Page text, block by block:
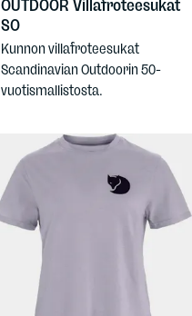
OUTDOOR Villafroteesukat
SO
Kunnon villafroteesukat
Scandinavian Outdoorin 50-
vuotismallistosta.